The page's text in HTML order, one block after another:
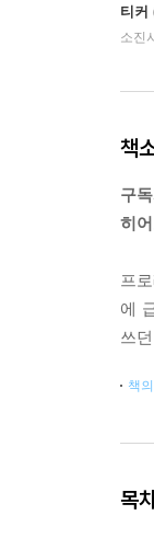
티커
소진시
책
구
히
프
에
쓰
책
목